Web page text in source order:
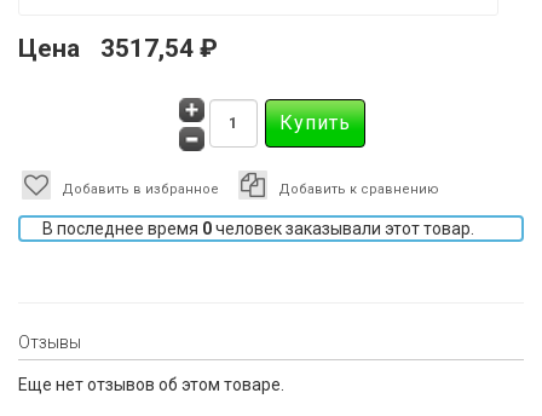
Цена 3517,54 ₽
Добавить в избранное Добавить к сравнению
В последнее время 0человек заказывали этот товар.
Отзывы
Еще нет отзывов об этом товаре.